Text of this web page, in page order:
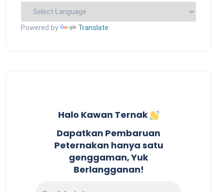
Powered by Translate
Halo Kawan Ternak
Dapatkan Pembaruan
Peternakan hanya satu
genggaman, Yuk
Berlangganan!